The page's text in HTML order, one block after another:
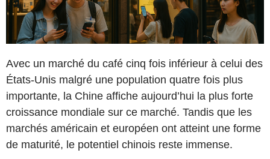
Avec un marché du café cinq fois inférieur à celui des
États-Unis malgré une population quatre fois plus
importante, la Chine affiche aujourd’hui la plus forte
croissance mondiale sur ce marché. Tandis que les
marchés américain et européen ont atteint une forme
de maturité, le potentiel chinois reste immense.